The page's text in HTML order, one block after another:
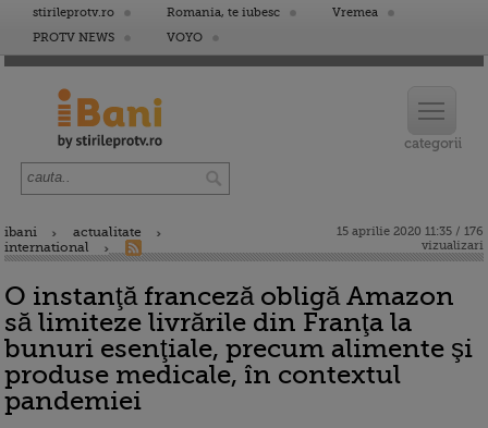
stirileprotv.ro Romania, te iubesc
Vremea
PROTV NEWS
VOYO
ibani
actualitate
international
15 aprilie 2020 11:35 / 176
vizualizari
O instanţă franceză obligă Amazon
să limiteze livrările din Franţa la
bunuri esenţiale, precum alimente şi
produse medicale, în contextul
pandemiei